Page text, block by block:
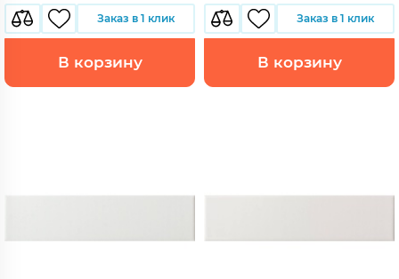
Заказ в 1 клик
В корзину
Заказ в 1 клик
В корзину